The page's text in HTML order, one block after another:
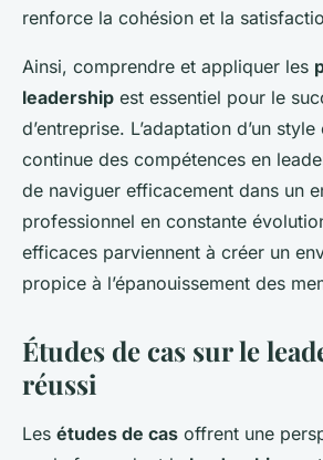
renforce la cohésion et la
Ainsi, comprendre et appliquer les
leadership est essentiel pour le
d’entreprise. L’adaptation d’un
continue des compétences en
de naviguer efficacement dans un
professionnel en constante
efficaces parviennent à créer un
propice à l’épanouissement des
Études de cas sur le
réussi
Les études de cas offrent une